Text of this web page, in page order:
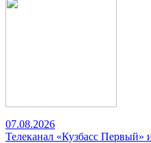
07.08.2026
Телеканал «Кузбасс Первый»